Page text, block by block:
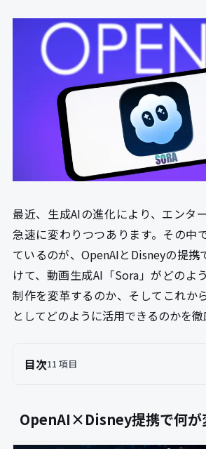
最近、生成AIの進化により、エンタ
急速に変わりつつあります。その中
ているのが、OpenAIとDisneyの提携
けて、動画生成AI「Sora」がどのよ
制作を変革するのか、そしてこれか
としてどのように活用できるのかを徹
目次11 項目
OpenAI×Disney提携で何が